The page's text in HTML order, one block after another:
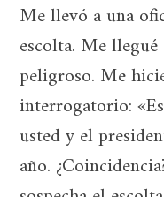
Me llevó a una
escolta. Me
peligroso. Me
interrogatorio:
usted y el
año.